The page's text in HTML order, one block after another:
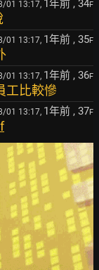
01 13:17, 1年前 , 34F
01 13:17, 1年前 , 35F
01 13:17, 1年前 , 36F
工比較慘
01 13:17, 1年前 , 37F